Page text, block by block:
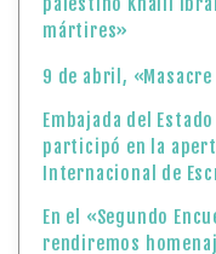
mártires»
9 de abril,
Embajada del
participó en la
Internacional de
En el «Segundo
rendiremos